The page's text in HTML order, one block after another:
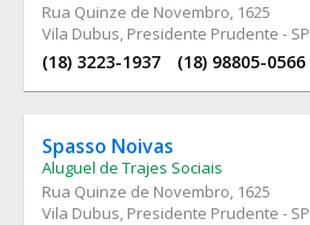
Rua Quinze de Novembro, 1625
Vila Dubus, Presidente Prudente - SP
(18) 3223-1937 (18) 98805-0566
Spasso Noivas
Aluguel de Trajes Sociais
Rua Quinze de Novembro, 1625
Vila Dubus, Presidente Prudente - SP